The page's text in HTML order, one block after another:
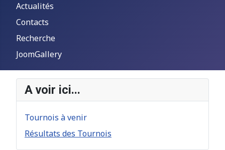
Actualités
Contacts
Recherche
JoomGallery
A voir ici...
Tournois à venir
Résultats des Tournois